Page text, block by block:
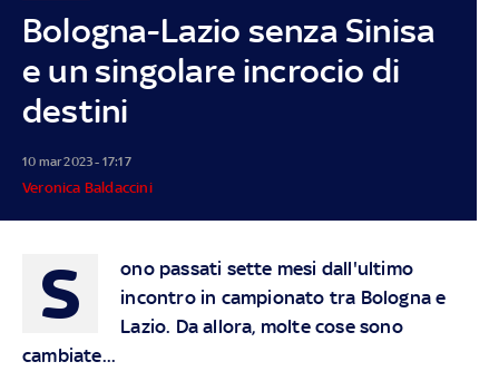
Bologna-Lazio senza Sinisa
e un singolare incrocio di
destini
10 mar 2023 - 17:17
Veronica Baldaccini
S
ono passati sette mesi dall'ultimo
incontro in campionato tra Bologna e
Lazio. Da allora, molte cose sono
cambiate...